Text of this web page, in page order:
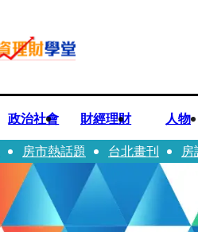
政治社會 財經理財 人物
房市熱話題 台北畫刊